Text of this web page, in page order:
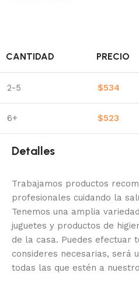
CANTIDAD PRECIO
2-5 $534
6+ $523
Detalles
Trabajamos productos
profesionales cuidando la
Tenemos una amplia
juguetes y productos de
de la casa. Puedes efectuar
consideres necesarias, será
todas las que estén a